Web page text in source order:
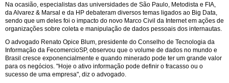
Na ocasião, especialistas das universidades de São Paulo, Metodista e FIA,
da Alvarez & Marsal e da HP debateram diversos temas ligados ao Big Data,
sendo que um deles foi o impacto do novo Marco Civil da Internet em ações de
organizações sobre coleta e manipulação de dados pessoais dos internautas.
O advogado Renato Opice Blum, presidente do Conselho de Tecnologia da
Informação da FecomercioSP, observou que o volume de dados no mundo e
Brasil cresce exponencialmente e quando minerado pode ter um grande valor
para os negócios. "Hoje o ativo informação pode definir o fracasso ou o
sucesso de uma empresa", diz o advogado.